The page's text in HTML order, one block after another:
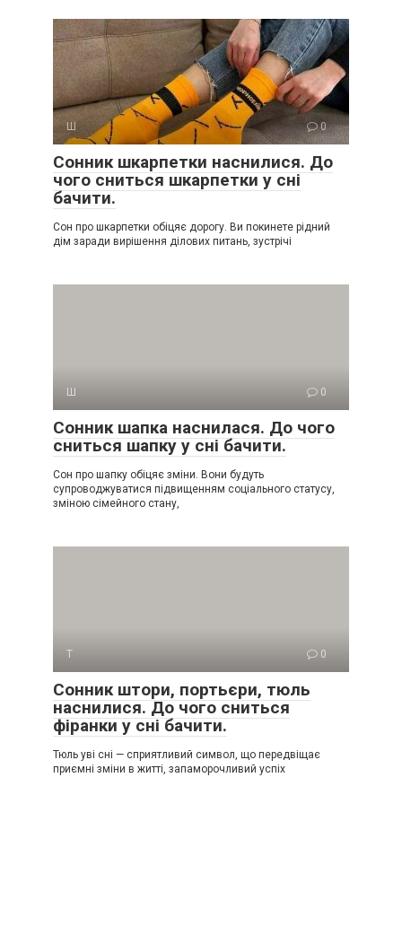
Ш 0
Сонник шкарпетки наснилися. До
чого сниться шкарпетки у сні
бачити.
Сон про шкарпетки обіцяє дорогу. Ви покинете рідний
дім заради вирішення ділових питань, зустрічі
Ш 0
Сонник шапка наснилася. До чого
сниться шапку у сні бачити.
Сон про шапку обіцяє зміни. Вони будуть
супроводжуватися підвищенням соціального статусу,
зміною сімейного стану,
Т 0
Сонник штори, портьєри, тюль
наснилися. До чого сниться
фіранки у сні бачити.
Тюль уві сні — сприятливий символ, що передвіщає
приємні зміни в житті, запаморочливий успіх